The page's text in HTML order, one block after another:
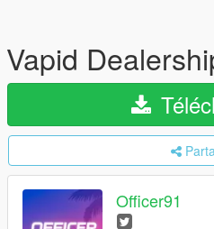
Vapid
Officer91